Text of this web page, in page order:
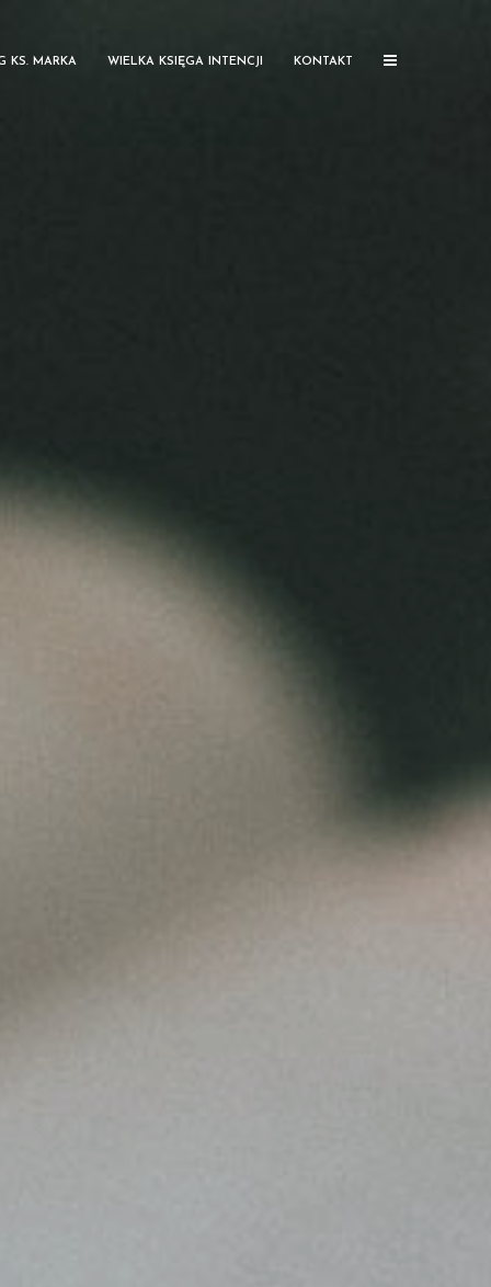
KS. MARKA WIELKA KSIĘGA INTENCJI KONTAKT